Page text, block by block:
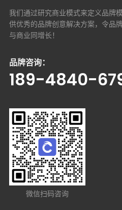
我们通过研究商业模式来定义品牌
供优秀的品牌创意解决方案， 令品
与商业同增长！
品牌咨询：
189-4840-
微信扫码咨询